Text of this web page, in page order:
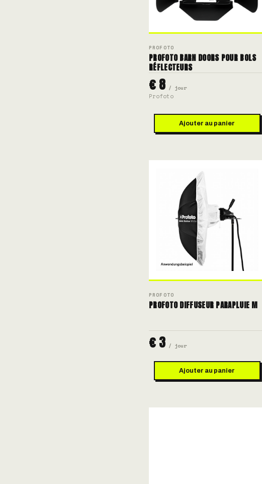
PROFOTO
PROFOTO BARN DOORS POUR BOLS
RÉFLECTEURS
€ 8 / jour
Profoto
Ajouter au panier
PROFOTO
PROFOTO DIFFUSEUR PARAPLUIE M
€ 3 / jour
Ajouter au panier